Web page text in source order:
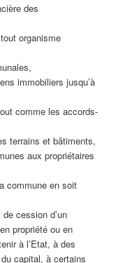
des
organisme
immobiliers jusqu’à
comme les accords-
terrains et bâtiments,
aux propriétaires
commune en soit
cession d’un
propriété ou en
à l’Etat, à des
capital, à certains